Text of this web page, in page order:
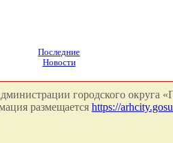
Последние
Новости
городского округа
размещается https://